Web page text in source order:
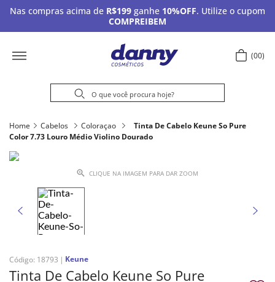
Nas compras acima de R$199 ganhe 10%OFF. Utilize o cupom
COMPREIBEM
00
Home Cabelos Coloraçao
Tinta De Cabelo Keune So Pure
Color 7.73 Louro Médio Violino Dourado
CLIQUE NA IMAGEM PARA DAR ZOOM
Código: 18793 Keune
Tinta De Cabelo Keune So Pure